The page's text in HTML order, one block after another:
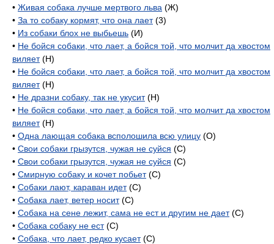
• Живая собака лучше мертвого льва (Ж)
• За то собаку кормят, что она лает(3)
• Из собаки блох не выбьешь (И)
• Не бойся собаки, что лает, а бойся той, что молчит да хвостом
виляет(Н)
• Не бойся собаки, что лает, а бойся той, что молчит да хвостом
виляет(Н)
• Не дразни собаку, так не укусит(Н)
• Не бойся собаки, что лает, а бойся той, что молчит да хвостом
виляет(Н)
• Одна лающая собака всполошила всю улицу (О)
• Свои собаки грызутся, чужая не суйся (С)
• Свои собаки грызутся, чужая не суйся (С)
• Смирную собаку и кочет побьет(С)
• Собаки лают, караван идет(С)
• Собака лает, ветер носит(С)
• Собака на сене лежит, сама не ест и другим не дает(С)
• Собака собаку не ест(С)
• Собака, что лает, редко кусает(С)